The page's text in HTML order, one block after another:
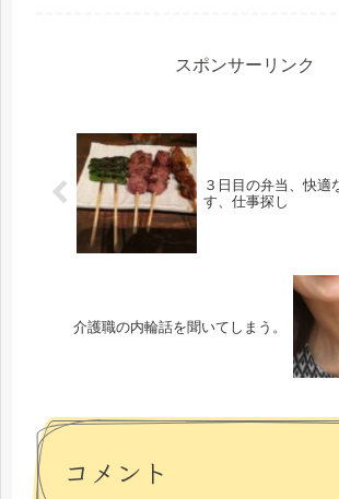
スポンサーリンク
３日目の弁当、快適
す、仕事探し
介護職の内輪話を聞いてしまう。
コメント